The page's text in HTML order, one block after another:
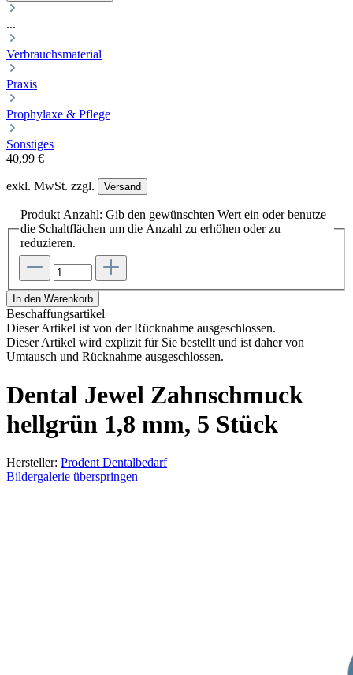
...
Verbrauchsmaterial
Praxis
Prophylaxe & Pflege
Sonstiges
40,99 €
exkl. MwSt. zzgl. Versand
Produkt Anzahl: Gib den gewünschten Wert ein oder benutze
die Schaltflächen um die Anzahl zu erhöhen oder zu
reduzieren.
In den Warenkorb
Beschaffungsartikel
Dieser Artikel ist von der Rücknahme ausgeschlossen.
Dieser Artikel wird explizit für Sie bestellt und ist daher von
Umtausch und Rücknahme ausgeschlossen.
Dental Jewel Zahnschmuck
hellgrün 1,8 mm, 5 Stück
Hersteller: Prodent Dentalbedarf
Bildergalerie überspringen